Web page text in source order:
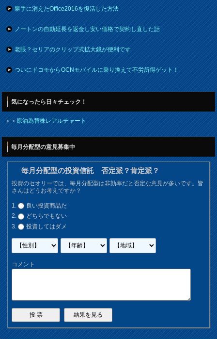
勝手に消えたOffice2016を復活した方法
ノートンの自動延長を返金し安い価格で契約し直した話
老眼？セリアのクリップ式拡大鏡が便利です
ついにドコモからOCNモバイルに乗り換えて不労所得ゲット！
気になったら日々チェック！
＞＞原油為替株レアルチャート
毎月分配型の意見募集中
毎月分配型の投資信託 否定派？肯定派？
投資のセオリーでは、毎月分配型は非効率だと否定な意見が多いです。皆
さんはどうお考えですか？
良い投資商品だ
どちらでもない
投資してはダメ
コメント